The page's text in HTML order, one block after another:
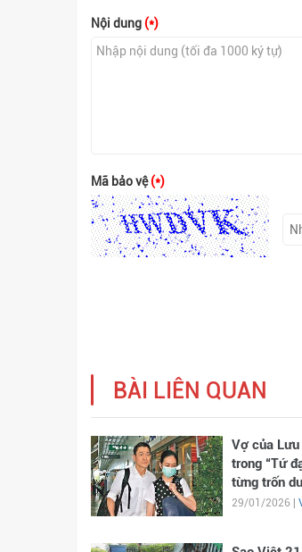
Nội dung (*)
Mã bảo vệ(*)
BÀI LIÊN QUAN
Vợ của
trong “Tứ
từng trốn
29/01/2026 |